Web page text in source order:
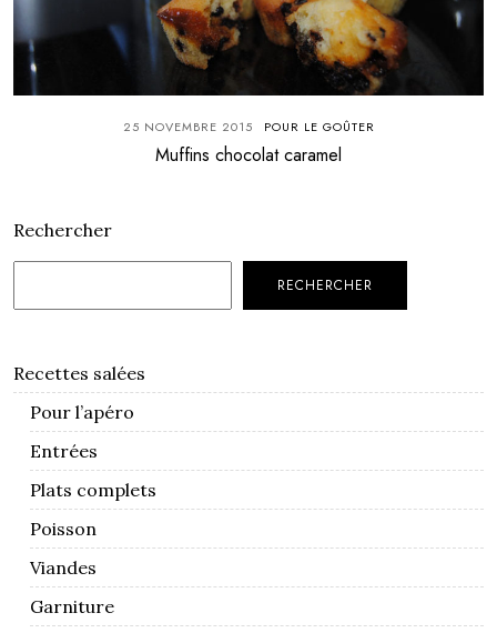
25 NOVEMBRE 2015 POUR LE GOÛTER
Muffins chocolat caramel
Rechercher
RECHERCHER
Recettes salées
Pour l’apéro
Entrées
Plats complets
Poisson
Viandes
Garniture